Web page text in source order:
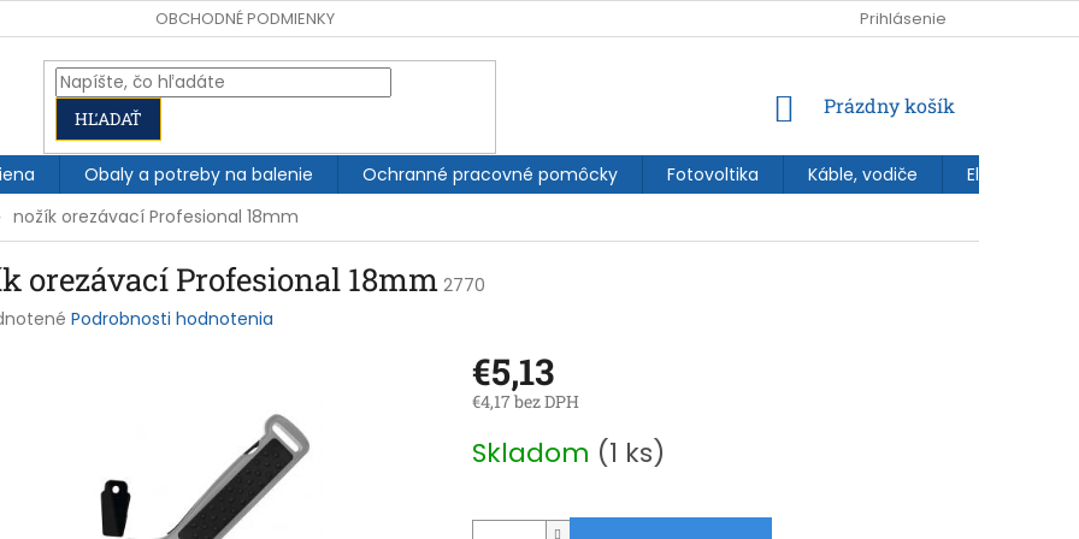
OBCHODNÉ PODMIENKY Prihlásenie
HĽADAŤ
NÁKUPNÝ
Prázdny košík
Obaly a potreby na balenie Ochranné pracovné pomôcky Fotovoltika Káble, vodiče
nožík orezávací Profesional 18mm
orezávací Profesional 18mm 2770
Podrobnosti hodnotenia
€5,13
€4,17 bez DPH
cena:
Skladom (1 ks)